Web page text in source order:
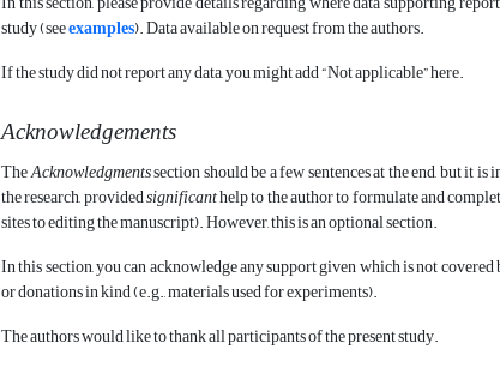
study (seeexamples). Data available on request from the authors.
If the study did not report any data, you might add “Not applicable” here.
Acknowledgements
TheAcknowledgmentssection should be a few sentences at the end, but it
the research, providedsignificanthelp to the author to formulate and
sites to editing the manuscript). However, this is an optional section.
In this section, you can acknowledge any support given which is not
or donations in kind (e.g., materials used for experiments).
The authors would like to thank all participants of the present study.